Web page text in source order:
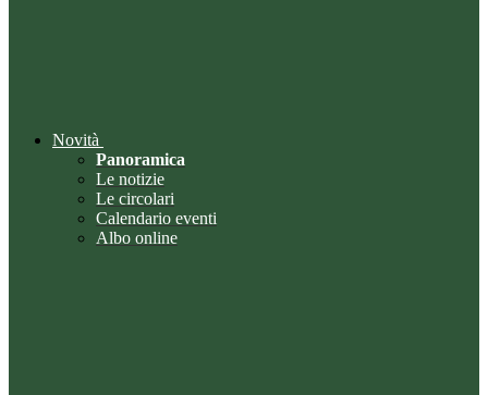
Novità
Panoramica
Le notizie
Le circolari
Calendario eventi
Albo online